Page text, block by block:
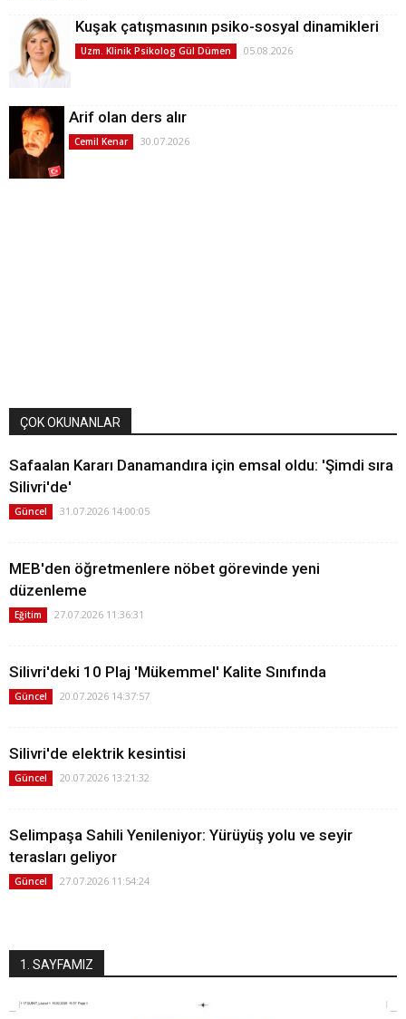
Kuşak çatışmasının psiko-sosyal dinamikleri
Uzm. Klinik Psikolog Gül Dümen 05.08.2026
Arif olan ders alır
Cemil Kenar 30.07.2026
ÇOK OKUNANLAR
Safaalan Kararı Danamandıra için emsal oldu: 'Şimdi sıra
Silivri'de'
Güncel 31.07.2026 14:00:05
MEB'den öğretmenlere nöbet görevinde yeni
düzenleme
Eğitim 27.07.2026 11:36:31
Silivri'deki 10 Plaj 'Mükemmel' Kalite Sınıfında
Güncel 20.07.2026 14:37:57
Silivri'de elektrik kesintisi
Güncel 20.07.2026 13:21:32
Selimpaşa Sahili Yenileniyor: Yürüyüş yolu ve seyir
terasları geliyor
Güncel 27.07.2026 11:54:24
1. SAYFAMIZ